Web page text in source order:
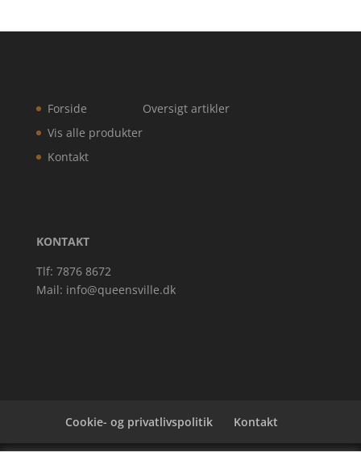
Forside
Vis alle produkter
Kontakt
Oversigt artikler
KONTAKT
Tlf: 7876 8672
Mail: info@queensville.dk
Cookie- og privatlivspolitik Kontakt